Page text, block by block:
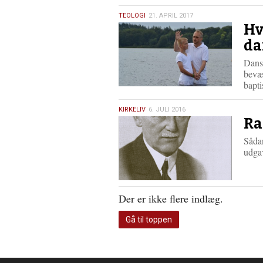
21.
april
TEOLOGI 21. APRIL 2017
6.
2016
KIRKELIV 6. JULI 2016
Der er ikke flere indlæg.
Gå til toppen